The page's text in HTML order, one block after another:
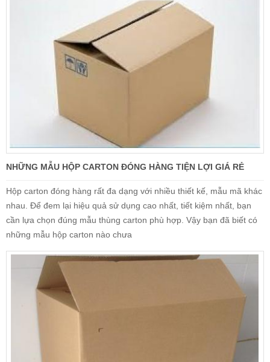
NHỮNG MẪU HỘP CARTON ĐÓNG HÀNG TIỆN LỢI GIÁ RẺ
Hộp carton đóng hàng rất đa dạng với nhiều thiết kế, mẫu mã khác
nhau. Để đem lại hiệu quả sử dụng cao nhất, tiết kiệm nhất, bạn
cần lựa chọn đúng mẫu thùng carton phù hợp. Vậy bạn đã biết có
những mẫu hộp carton nào chưa